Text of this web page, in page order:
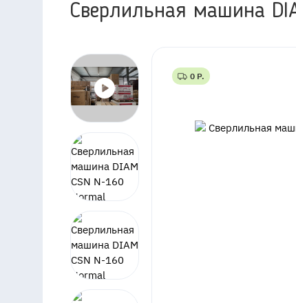
Сверлильная машина
0 Р.